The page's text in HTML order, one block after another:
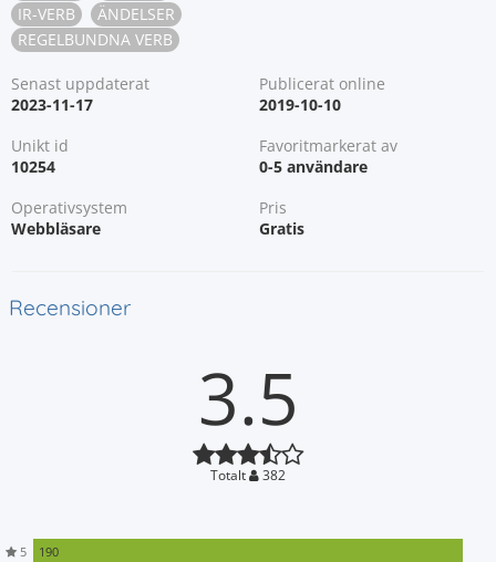
IR-VERB
ÄNDELSER
REGELBUNDNA VERB
Senast uppdaterat
2023-11-17
Publicerat online
2019-10-10
Unikt id
10254
Favoritmarkerat av
0-5 användare
Operativsystem
Webbläsare
Pris
Gratis
Recensioner
3.5
Totalt 382
5
190